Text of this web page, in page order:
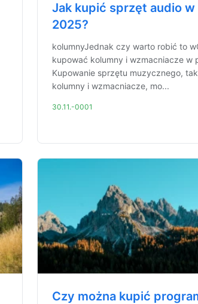
Jak kupić sprzęt audio w
2025?
kolumnyJednak czy warto robić to
kupować kolumny i wzmacniacze w
Kupowanie sprzętu muzycznego,
kolumny i wzmacniacze, mo...
30.11.-0001
Czy można kupić